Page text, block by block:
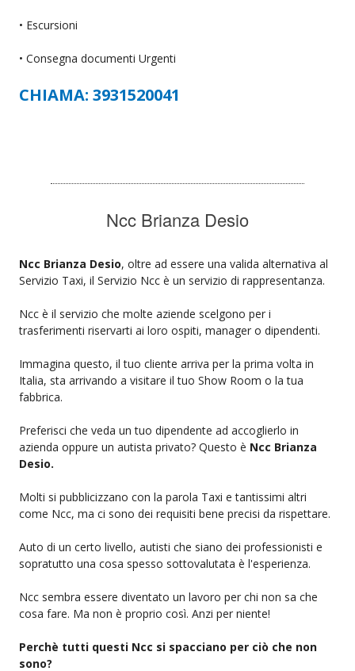
• Escursioni
• Consegna documenti Urgenti
CHIAMA: 3931520041
Ncc Brianza Desio
Ncc Brianza Desio, oltre ad essere una valida alternativa al
Servizio Taxi, il Servizio Ncc è un servizio di rappresentanza.
Ncc è il servizio che molte aziende scelgono per i
trasferimenti riservarti ai loro ospiti, manager o dipendenti.
Immagina questo, il tuo cliente arriva per la prima volta in
Italia, sta arrivando a visitare il tuo Show Room o la tua
fabbrica.
Preferisci che veda un tuo dipendente ad accoglierlo in
azienda oppure un autista privato? Questo è Ncc Brianza
Desio.
Molti si pubblicizzano con la parola Taxi e tantissimi altri
come Ncc, ma ci sono dei requisiti bene precisi da rispettare.
Auto di un certo livello, autisti che siano dei professionisti e
sopratutto una cosa spesso sottovalutata è l'esperienza.
Ncc sembra essere diventato un lavoro per chi non sa che
cosa fare. Ma non è proprio così. Anzi per niente!
Perchè tutti questi Ncc si spacciano per ciò che non
sono?